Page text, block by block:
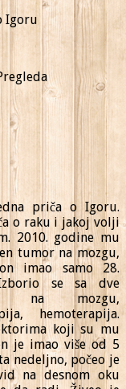
Igoru
priča o Igoru.
o raku i jakoj volji
2010. godine mu
tumor na mozgu,
imao samo 28.
se sa dve
na mozgu,
hemoterapija.
koji su mu
je imao više od 5
nedeljno, počeo je
na desnom oku